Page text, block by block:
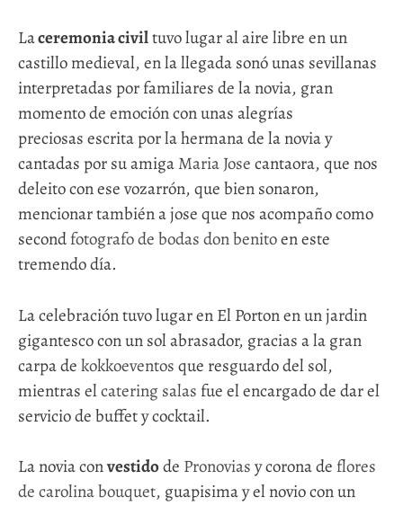
Laceremonia civiltuvo lugar al aire libre en un
castillo medieval, en la llegada sonó unas sevillanas
interpretadas por familiares de la novia, gran
momento de emoción con unas alegrías
preciosas escrita por la hermana de la novia y
cantadas por su amigaMaria Josecantaora, que nos
deleito con ese vozarrón, que bien sonaron,
mencionar también a jose que nos acompaño como
secondfotografo de bodas don benitoen este
tremendo día.
La celebración tuvo lugar en El Porton en un jardin
gigantesco con un sol abrasador, gracias a la gran
carpa dekokkoeventosque resguardo del sol,
mientras elcatering salas fue el encargado de dar el
servicio de buffet y cocktail.
La novia convestidode Pronoviasy corona de flores
de carolina bouquet, guapisima y el novio con un